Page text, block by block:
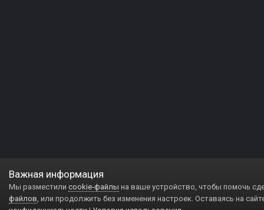
Важная информация
Мы разместили cookie-файлы на ваше устройство, чтобы помочь
файлов, или продолжить без изменения настроек. Оставаясь на